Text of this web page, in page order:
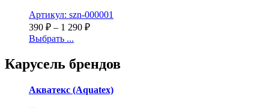
Артикул: szn-000001
390 ₽ – 1 290 ₽
Выбрать ...
Карусель брендов
Акватекс (Aquatex)